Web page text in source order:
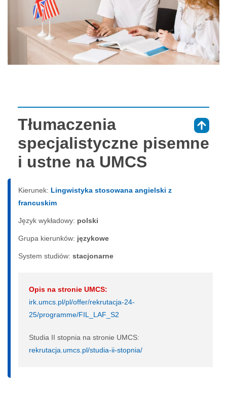
Tłumaczenia
specjalistyczne pisemne
i ustne na UMCS
Kierunek: Lingwistyka stosowana angielski z
francuskim
Język wykładowy: polski
Grupa kierunków: językowe
System studiów: sta­cjo­nar­ne
Opis na stronie UMCS:
irk.umcs.pl/pl/offer/rekrutacja-24-
25/programme/FIL_LAF_S2
Studia II stopnia na stronie UMCS:
rekrutacja.umcs.pl/studia-ii-stopnia/